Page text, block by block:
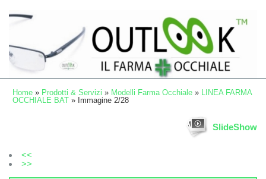
Home » Prodotti & Servizi » Modelli Farma Occhiale » LINEA FARMA
OCCHIALE BAT » Immagine 2/28
SlideShow
<<
>>